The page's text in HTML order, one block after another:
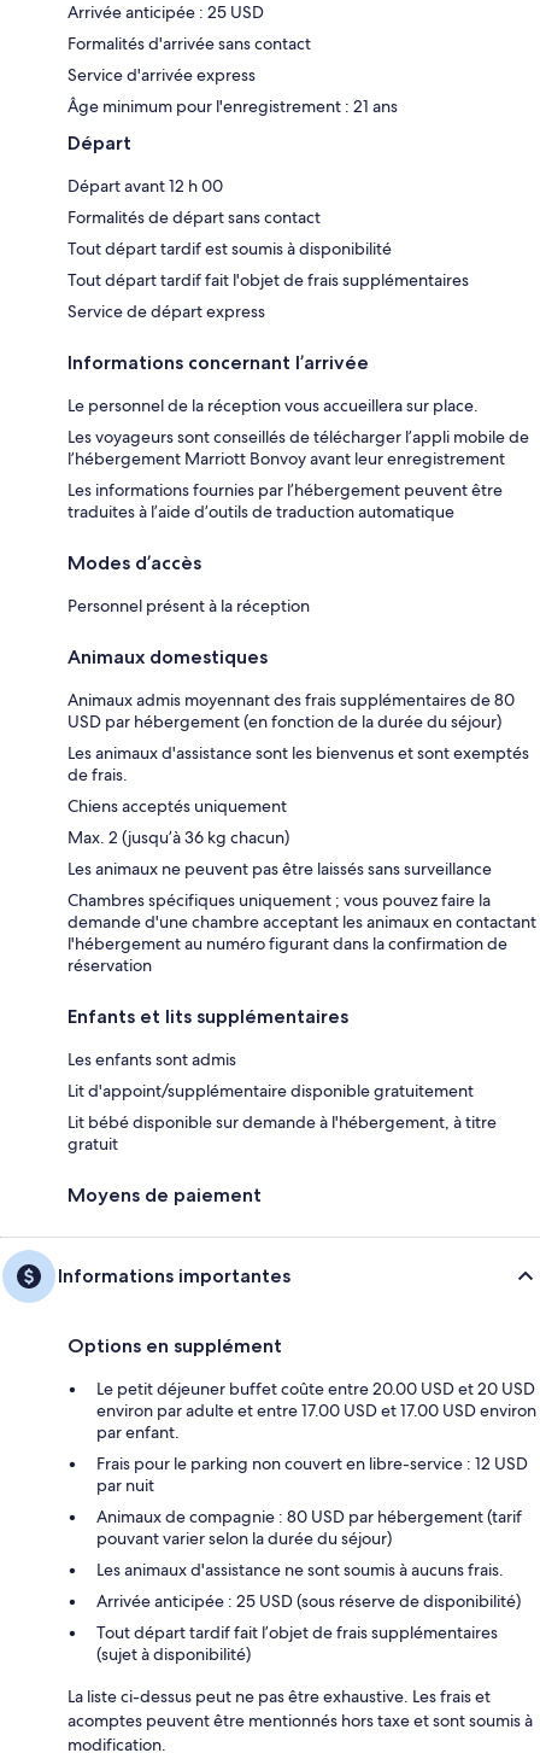
Arrivée anticipée : 25 USD
Formalités d'arrivée sans contact
Service d'arrivée express
Âge minimum pour l'enregistrement : 21 ans
Départ
Départ avant 12 h 00
Formalités de départ sans contact
Tout départ tardif est soumis à disponibilité
Tout départ tardif fait l'objet de frais supplémentaires
Service de départ express
Informations concernant l’arrivée
Le personnel de la réception vous accueillera sur place.
Les voyageurs sont conseillés de télécharger l’appli mobile de
l’hébergement Marriott Bonvoy avant leur enregistrement
Les informations fournies par l’hébergement peuvent être
traduites à l’aide d’outils de traduction automatique
Modes d’accès
Personnel présent à la réception
Animaux domestiques
Animaux admis moyennant des frais supplémentaires de 80
USD par hébergement (en fonction de la durée du séjour)
Les animaux d'assistance sont les bienvenus et sont exemptés
de frais.
Chiens acceptés uniquement
Max. 2 (jusqu’à 36 kg chacun)
Les animaux ne peuvent pas être laissés sans surveillance
Chambres spécifiques uniquement ; vous pouvez faire la
demande d'une chambre acceptant les animaux en contactant
l'hébergement au numéro figurant dans la confirmation de
réservation
Enfants et lits supplémentaires
Les enfants sont admis
Lit d'appoint/supplémentaire disponible gratuitement
Lit bébé disponible sur demande à l'hébergement, à titre
gratuit
Moyens de paiement
Informations importantes
Options en supplément
Le petit déjeuner buffet coûte entre 20.00 USD et 20 USD
environ par adulte et entre 17.00 USD et 17.00 USD environ
par enfant.
Frais pour le parking non couvert en libre-service : 12 USD
par nuit
Animaux de compagnie : 80 USD par hébergement (tarif
pouvant varier selon la durée du séjour)
Les animaux d'assistance ne sont soumis à aucuns frais.
Arrivée anticipée : 25 USD (sous réserve de disponibilité)
Tout départ tardif fait l’objet de frais supplémentaires
(sujet à disponibilité)
La liste ci-dessus peut ne pas être exhaustive. Les frais et
acomptes peuvent être mentionnés hors taxe et sont soumis à
modification.